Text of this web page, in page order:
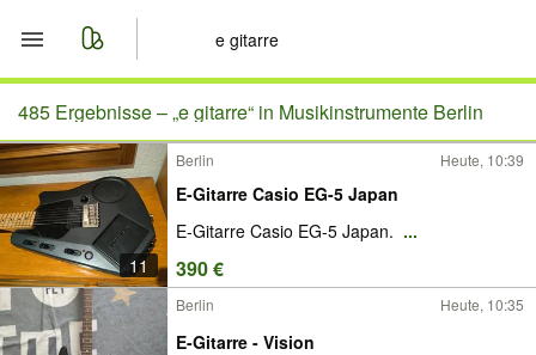
Start
Merkliste
Nachrichten
Anzeige aufgeben
485 Ergebnisse –„e gitarre“ in Musikinstrumente Berlin
11
Berlin Heute, 10:39
E-Gitarre Casio EG-5 Japan
E-Gitarre Casio EG-5 Japan. ...
390 €
Berlin Heute, 10:35
E-Gitarre - Vision